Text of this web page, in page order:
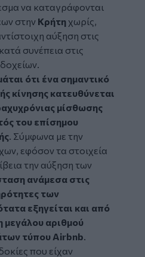
να καταγράφονται
στην Κρήτη χωρίς,
αύξηση στις
συνέπεια στις
ότι ένα σημαντικό
κίνησης κατευθύνεται
μίσθωσης
του επίσημου
. Σύμφωνα με την
εφόσον τα στοιχεία
την αύξηση των
ανάμεσα στις
των
εξηγείται και από
μεγάλου αριθμού
τύπου Airbnb.
που είχαν